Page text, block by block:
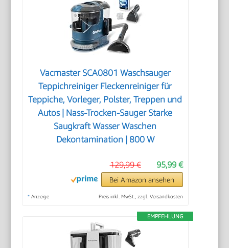
Vacmaster SCA0801 Waschsauger
Teppichreiniger Fleckenreiniger für
Teppiche, Vorleger, Polster, Treppen und
Autos | Nass-Trocken-Sauger Starke
Saugkraft Wasser Waschen
Dekontamination | 800 W
95,99 €
129,99 €
Bei Amazon ansehen
* Anzeige Preis inkl. MwSt., zzgl. Versandkosten
EMPFEHLUNG